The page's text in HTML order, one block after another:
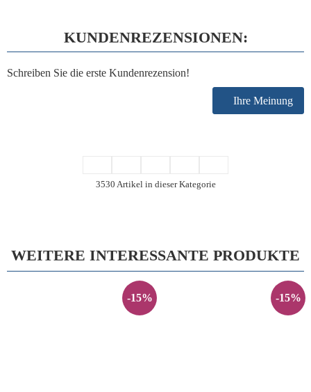
KUNDENREZENSIONEN:
Schreiben Sie die erste Kundenrezension!
Ihre Meinung
3530 Artikel in dieser Kategorie
WEITERE INTERESSANTE PRODUKTE
-15% -15%